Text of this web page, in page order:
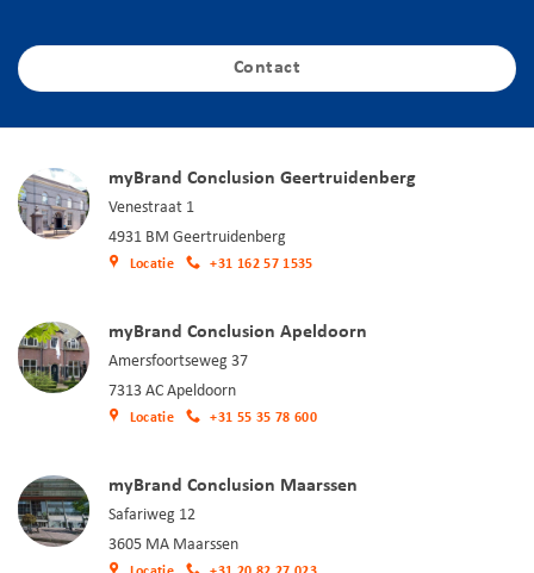
Contact
myBrand Conclusion Geertruidenberg
Venestraat 1
4931 BM Geertruidenberg
Locatie +31 162 57 1535
myBrand Conclusion Apeldoorn
Amersfoortseweg 37
7313 AC Apeldoorn
Locatie +31 55 35 78 600
myBrand Conclusion Maarssen
Safariweg 12
3605 MA Maarssen